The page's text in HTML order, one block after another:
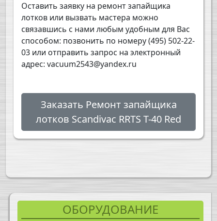
ОБОРУДОВАНИЕ
Оставить заявку на ремонт запайщика
лотков или вызвать мастера можно
связавшись с нами любым удобным для Вас
способом: позвонить по номеру (495) 502-22-
03 или отправить запрос на электронный
адрес: vacuum2543@yandex.ru
Заказать Ремонт запайщика
лотков Scandivac RRTS T-40 Red